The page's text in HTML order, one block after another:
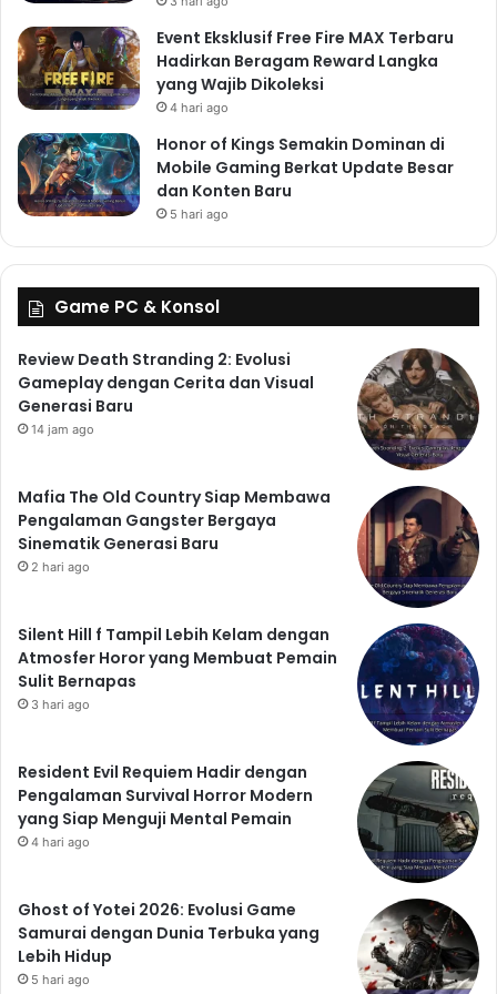
untuk mengamati dan menghargai keindahan alam
semesta, sekaligus menyadari pentingnya melindungi
lingkungan. Tema ini disampaikan tanpa menjadi
prediktif atau menggurui, membiarkan pemain untuk
menafsirkannya sendiri dan menarik kesimpulan
mereka sendiri.
Kesimpulan: Sebuah
Perjalanan yang Patut
Dicoba
Samorost 3 adalah lebih dari sekadar game puzzle; ia
adalah sebuah perjalanan imajinatif yang indah dan
penuh makna. Dengan grafis yang memukau, musik
yang menawan, dan teka-teki yang menantang, game
ini menawarkan pengalaman bermain game yang tak
terlupakan. Jelajahi dunia aneh dan indah bersama
makhluk putih kecil, pecahkan teka-teki yang rumit,
dan temukan pesan tersembunyi di balik setiap lokasi.
Samorost 3 adalah game yang patut dicoba bagi siapa
pun yang mencari petualangan yang unik, kreatif, dan
mendalam. Unduh Samorost 3 sekarang dan mulailah
Event Eksklusif Free Fire MAX Terbaru
Hadirkan Beragam Reward Langka
yang Wajib Dikoleksi
4 hari ago
Honor of Kings Semakin Dominan di
Mobile Gaming Berkat Update Besar
dan Konten Baru
5 hari ago
Game PC & Konsol
Review Death Stranding 2: Evolusi
Gameplay dengan Cerita dan Visual
Generasi Baru
14 jam ago
Mafia The Old Country Siap Membawa
Pengalaman Gangster Bergaya
Sinematik Generasi Baru
2 hari ago
Silent Hill f Tampil Lebih Kelam dengan
Atmosfer Horor yang Membuat Pemain
Sulit Bernapas
3 hari ago
Resident Evil Requiem Hadir dengan
Pengalaman Survival Horror Modern
yang Siap Menguji Mental Pemain
4 hari ago
Ghost of Yotei 2026: Evolusi Game
Samurai dengan Dunia Terbuka yang
Lebih Hidup
5 hari ago